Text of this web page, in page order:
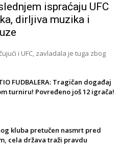
ispraćaju UFC
dirljiva muzika i
i UFC, zavladala je tuga zbog
FUDBALERA: Tragičan događaj
turniru! Povređeno još 12 igrača!
kluba pretučen nasmrt pred
cela država traži pravdu